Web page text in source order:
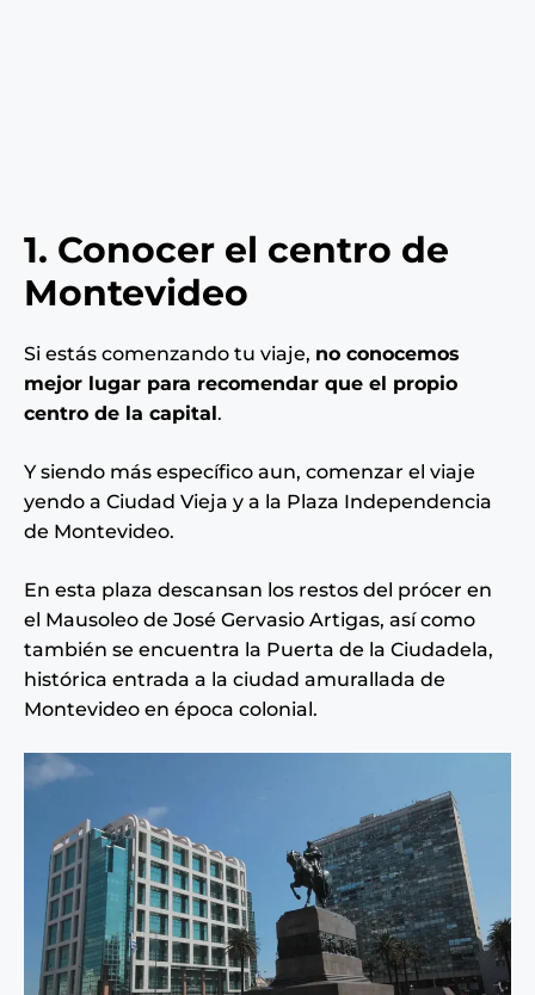
1. Conocer el centro de
Montevideo
Si estás comenzando tu viaje, no conocemos
mejor lugar para recomendar que el propio
centro de la capital.
Y siendo más específico aun, comenzar el viaje
yendo a Ciudad Vieja y a la Plaza Independencia
de Montevideo.
En esta plaza descansan los restos del prócer en
el Mausoleo de José Gervasio Artigas, así como
también se encuentra la Puerta de la Ciudadela,
histórica entrada a la ciudad amurallada de
Montevideo en época colonial.